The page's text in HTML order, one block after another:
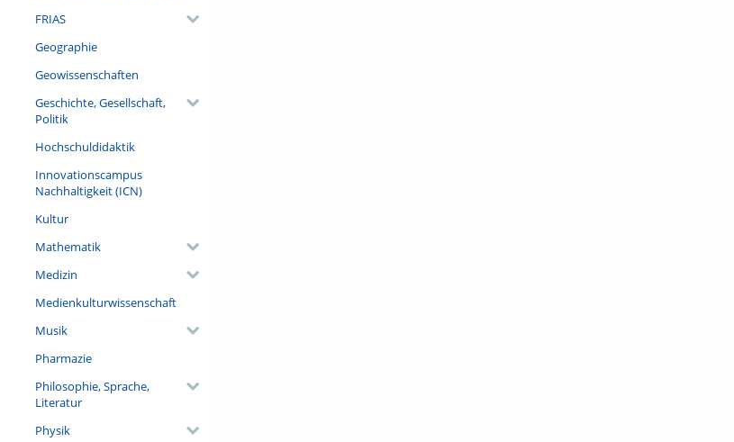
FRIAS
Geographie
Geowissenschaften
Geschichte, Gesellschaft,
Politik
Hochschuldidaktik
Innovationscampus
Nachhaltigkeit (ICN)
Kultur
Mathematik
Medizin
Medienkulturwissenschaft
Musik
Pharmazie
Philosophie, Sprache,
Literatur
Physik